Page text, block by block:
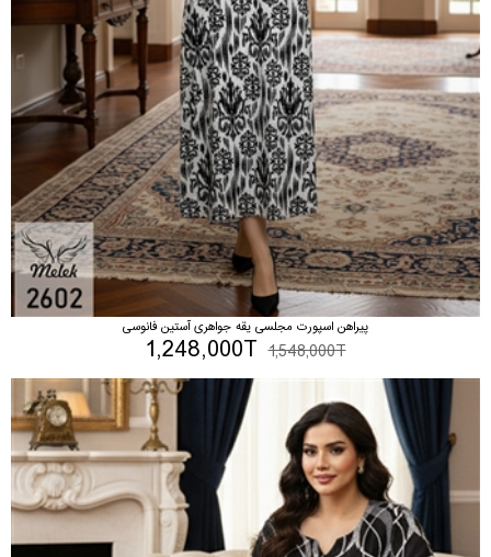
پیراهن اسپورت مجلسی یقه جواهری آستین فانوسی
1,548,000T
1,248,000T